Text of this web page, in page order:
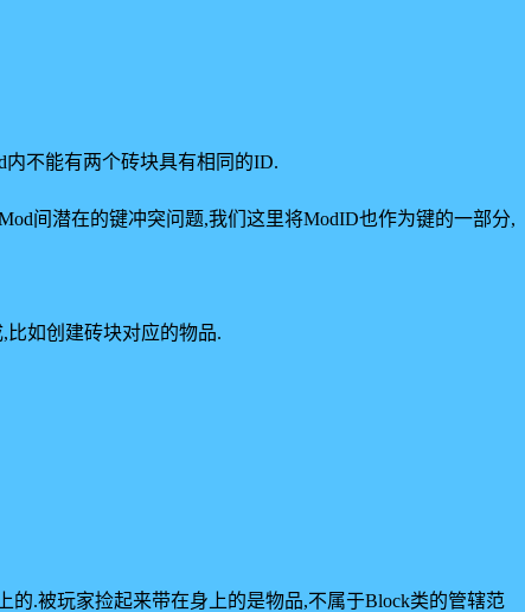
不能有两个砖块具有相同的ID.
间潜在的键冲突问题,我们这里将ModID也作为键的一部分,
比如创建砖块对应的物品.
.被玩家捡起来带在身上的是物品,不属于Block类的管辖范